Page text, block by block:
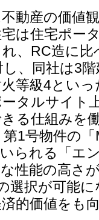
動産の価値
は住宅ポー
、RC造に比
、同社は3
等級4とい
タルサイト
る仕組みを
1号物件の
られる「エ
性能の高さ
選択が可能
的価値をも